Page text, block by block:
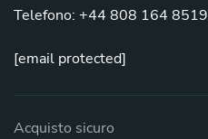
Telefono: +44 808 164 8519
[email protected]
Acquisto sicuro